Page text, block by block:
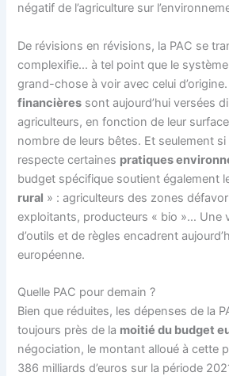
négatif de l’agriculture sur
De révisions en révisions, la PAC se
complexifie… à tel point que le système
grand-chose à voir avec celui
financières sont aujourd’hui versées
agriculteurs, en fonction de leur
nombre de leurs bêtes. Et seulement si
respecte certaines pratiques
budget spécifique soutient également
rural » : agriculteurs des zones
exploitants, producteurs « bio »… Une
d’outils et de règles encadrent
européenne.
Quelle PAC pour demain ?
Bien que réduites, les dépenses de la
toujours près de la moitié du budget
négociation, le montant alloué à cette
386 milliards d’euros sur la période